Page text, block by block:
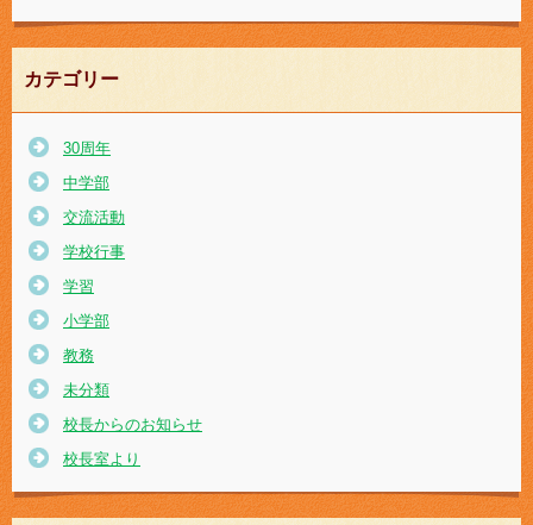
カテゴリー
30周年
中学部
交流活動
学校行事
学習
小学部
教務
未分類
校長からのお知らせ
校長室より